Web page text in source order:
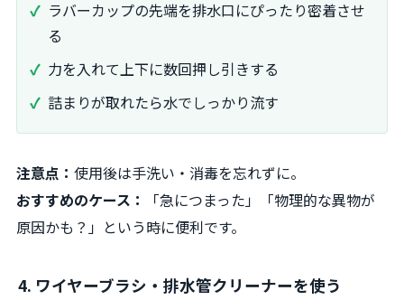
ラバーカップの先端を排水口にぴったり密着させ
る
力を入れて上下に数回押し引きする
詰まりが取れたら水でしっかり流す
注意点： 使用後は手洗い・消毒を忘れずに。
おすすめのケース：
「急につまった」「物理的な異物が
原因かも？」という時に便利です。
4. ワイヤーブラシ・排水管クリーナーを使う